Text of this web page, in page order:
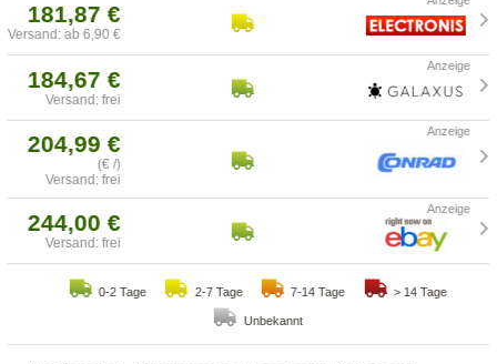
181,87 €
Versand: ab 6,90 €
184,67 €
Versand: frei
204,99 €
(€ /)
Versand: frei
244,00 €
Versand: frei
0-2 Tage 2-7 Tage 7-14 Tage > 14 Tage
Unbekannt